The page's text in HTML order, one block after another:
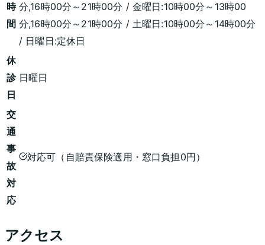
時
間
分,16時00分～21時00分 / 金曜日:10時00分～13時00
分,16時00分～21時00分 / 土曜日:10時00分～14時00分
/ 日曜日:定休日
休
診
日
日曜日
交
通
事
故
対
応
対応可（自賠責保険適用・窓口負担0円）
アクセス